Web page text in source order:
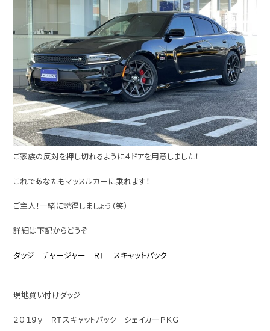
ご家族の反対を押し切れるように４ドアを用意しました！
これであなたもマッスルカーに乗れます！
ご主人！一緒に説得しましょう（笑）
詳細は下記からどうぞ
ダッジ チャージャー ＲＴ スキャットパック
現地買い付けダッジ
２０１９ｙ ＲＴスキャットパック シェイカーＰＫＧ